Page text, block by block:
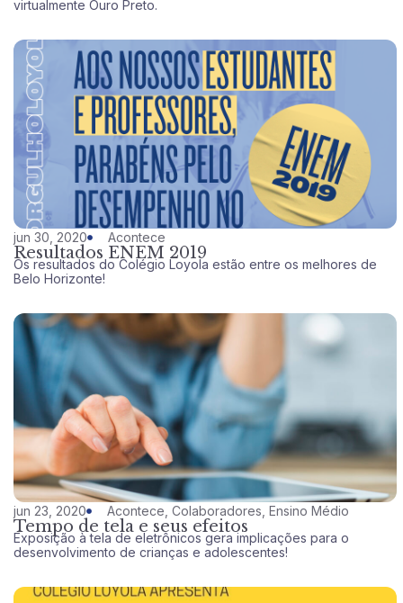
virtualmente Ouro Preto.
jun 30, 2020 Acontece
Resultados ENEM 2019
Os resultados do Colégio Loyola estão entre os melhores de
Belo Horizonte!
jun 23, 2020 Acontece Colaboradores Ensino Médio
Tempo de tela e seus efeitos
Exposição à tela de eletrônicos gera implicações para o
desenvolvimento de crianças e adolescentes!